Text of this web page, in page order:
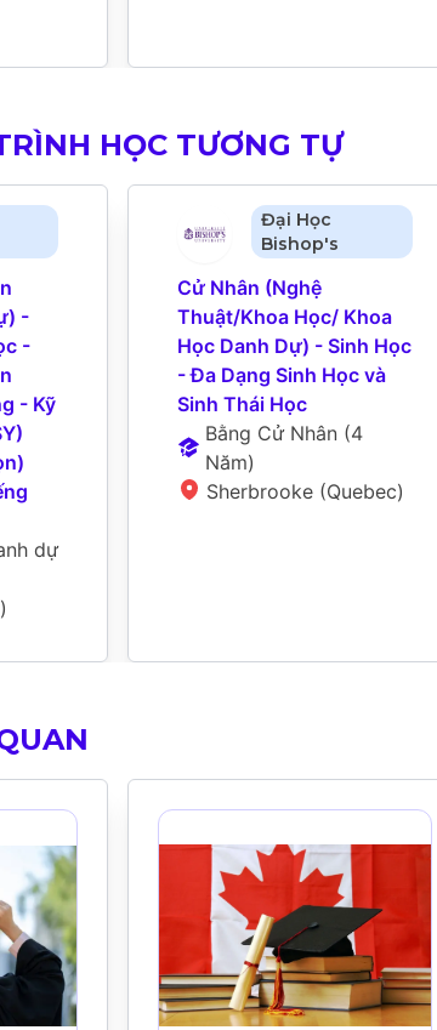
HỌC TƯƠNG TỰ
-
-
- Kỹ
dự
Đại Học
Bishop's
Cử Nhân (Nghệ
Thuật/Khoa Học/ Khoa
Học Danh Dự) - Sinh Học
- Đa Dạng Sinh Học và
Sinh Thái Học
Bằng Cử Nhân (4
Năm)
Sherbrooke (Quebec)